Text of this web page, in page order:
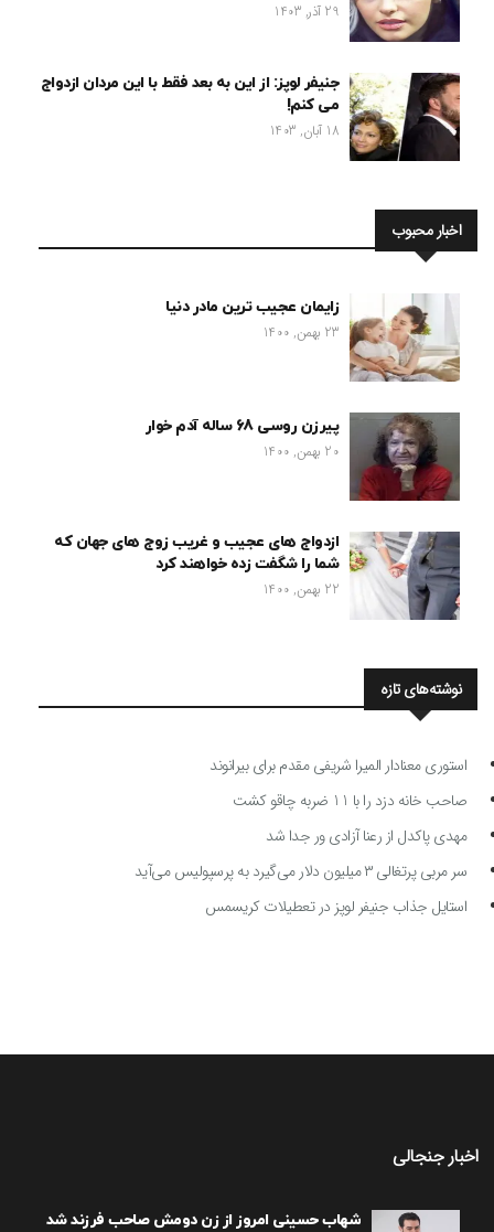
29 آذر, 1403
جنیفر لوپز: از این به بعد فقط با این مردان ازدواج
می کنم!
18 آبان, 1403
اخبار محبوب
زایمان عجیب ترین مادر دنیا
23 بهمن, 1400
پیرزن روسی 68 ساله آدم خوار
20 بهمن, 1400
ازدواج های عجیب و غریب زوج های جهان که
شما را شگفت زده خواهند کرد
22 بهمن, 1400
نوشته‌های تازه
استوری معنادار المیرا شریفی مقدم برای بیرانوند
صاحب خانه دزد را با 11 ضربه چاقو کشت
مهدی پاکدل از رعنا آزادی ور جدا شد
سر مربی پرتغالی ۳ میلیون دلار می‌گیرد به پرسپولیس می‌آید
استایل جذاب جنیفر لوپز در تعطیلات کریسمس
اخبار جنجالی
شهاب حسینی امروز از زن دومش صاحب فرزند شد